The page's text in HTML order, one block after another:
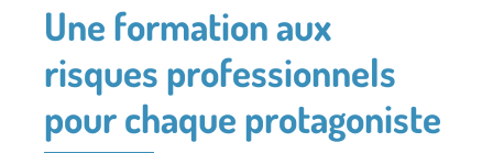
Une formation aux
risques professionnels
pour chaque protagoniste